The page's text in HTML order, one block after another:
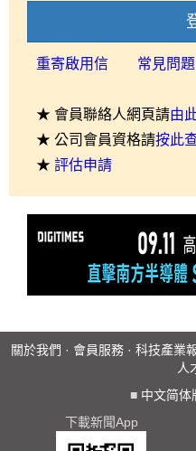
重寄啟用信 常見問題
★ 會員聯絡人網頁請由
★ 公司會員資格請按此
★ 評估申請
關於我們 · 會員服務 · 科技產業
人
■ 中文简体
下載新聞App